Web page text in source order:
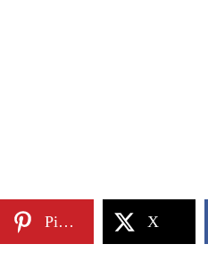
Pinterest X